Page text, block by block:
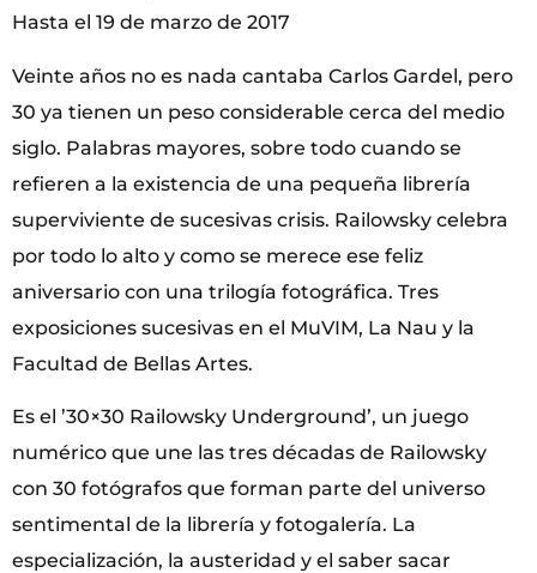
Hasta el 19 de marzo de 2017
Veinte años no es nada cantaba Carlos Gardel, pero
30 ya tienen un peso considerable cerca del medio
siglo. Palabras mayores, sobre todo cuando se
refieren a la existencia de una pequeña librería
superviviente de sucesivas crisis. Railowsky celebra
por todo lo alto y como se merece ese feliz
aniversario con una trilogía fotográfica. Tres
exposiciones sucesivas en el MuVIM, La Nau y la
Facultad de Bellas Artes.
Es el ’30×30 Railowsky Underground’, un juego
numérico que une las tres décadas de Railowsky
con 30 fotógrafos que forman parte del universo
sentimental de la librería y fotogalería. La
especialización, la austeridad y el saber sacar